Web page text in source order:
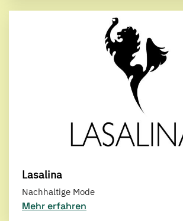
Lasalina
Nachhaltige Mode
Mehr erfahren